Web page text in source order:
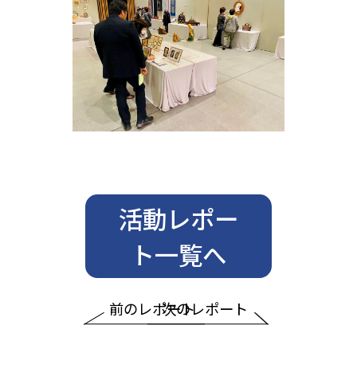
前のレポート
活動レポー
ト一覧へ
次のレポート